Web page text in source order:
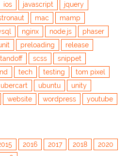
ios javascript
jquery
mac
mamp
nginx node.js
phaser
preloading
release
scss
snippet
tech testing
tom pixel
ubercart ubuntu
unity
website wordpress youtube
2016 2017 2018
2020